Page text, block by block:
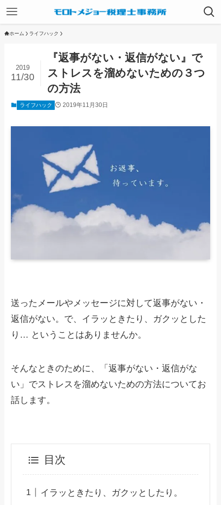
ホーム ライフハック
『返事がない・返信がない』で
ストレスを溜めないための３つ
の方法
2019
11/30
ライフハック 2019年11月30日
送ったメールやメッセージに対して返事がない・
返信がない。で、イラッときたり、ガクッとした
り… ということはありませんか。
そんなときのために、「返事がない・返信がな
い」でストレスを溜めないための方法についてお
話します。
目次
イラッときたり、ガクッとしたり。